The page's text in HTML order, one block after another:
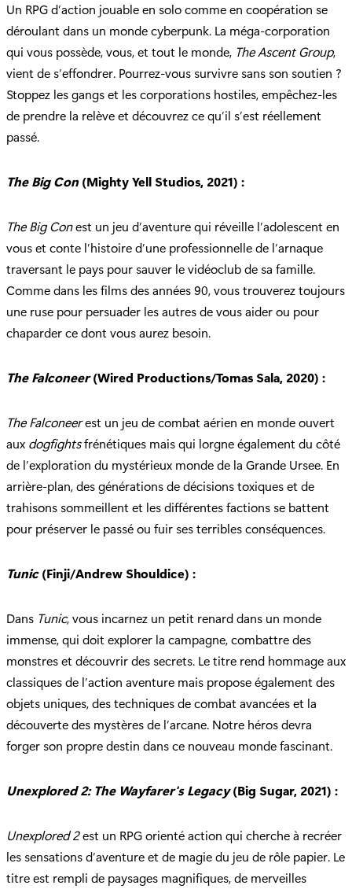
Un RPG d’action jouable en solo comme en coopération se
déroulant dans un monde cyberpunk. La méga-corporation
qui vous possède, vous, et tout le monde, The Ascent Group,
vient de s’effondrer. Pourrez-vous survivre sans son soutien ?
Stoppez les gangs et les corporations hostiles, empêchez-les
de prendre la relève et découvrez ce qu’il s’est réellement
passé.
The Big Con(Mighty Yell Studios, 2021) :
The Big Conest un jeu d’aventure qui réveille l’adolescent en
vous et conte l’histoire d’une professionnelle de l’arnaque
traversant le pays pour sauver le vidéoclub de sa famille.
Comme dans les films des années 90, vous trouverez toujours
une ruse pour persuader les autres de vous aider ou pour
chaparder ce dont vous aurez besoin.
The Falconeer(Wired Productions/Tomas Sala, 2020) :
The Falconeerest un jeu de combat aérien en monde ouvert
aux dogfightsfrénétiques mais qui lorgne également du côté
de l’exploration du mystérieux monde de la Grande Ursee. En
arrière-plan, des générations de décisions toxiques et de
trahisons sommeillent et les différentes factions se battent
pour préserver le passé ou fuir ses terribles conséquences.
Tunic(Finji/Andrew Shouldice) :
Dans Tunic, vous incarnez un petit renard dans un monde
immense, qui doit explorer la campagne, combattre des
monstres et découvrir des secrets. Le titre rend hommage aux
classiques de l’action aventure mais propose également des
objets uniques, des techniques de combat avancées et la
découverte des mystères de l’arcane. Notre héros devra
forger son propre destin dans ce nouveau monde fascinant.
Unexplored 2: The Wayfarer's Legacy(Big Sugar, 2021) :
Unexplored 2est un RPG orienté action qui cherche à recréer
les sensations d’aventure et de magie du jeu de rôle papier. Le
titre est rempli de paysages magnifiques, de merveilles